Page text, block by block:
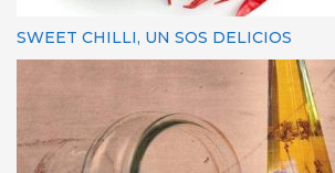
SWEET CHILLI, UN SOS DELICIOS